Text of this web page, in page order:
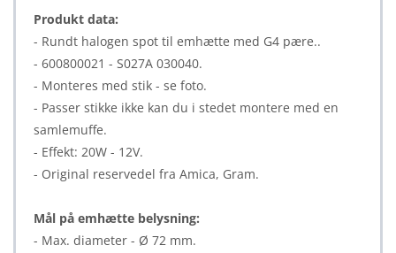
Produkt data:
- Rundt halogen spot til emhætte med G4 pære..
- 600800021 - S027A 030040.
- Monteres med stik - se foto.
- Passer stikke ikke kan du i stedet montere med en
samlemuffe.
- Effekt: 20W - 12V.
- Original reservedel fra Amica, Gram.
Mål på emhætte belysning:
- Max. diameter - Ø 72 mm.